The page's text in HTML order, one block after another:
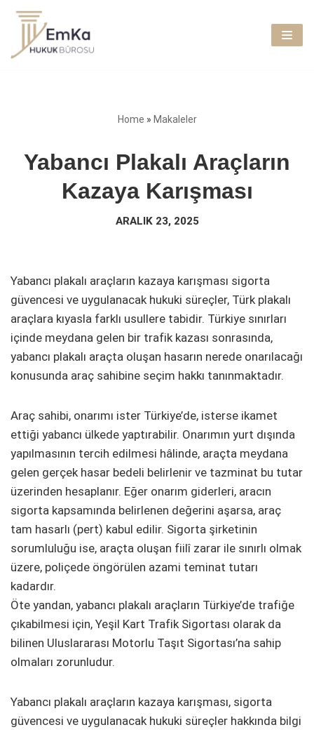
İçeriğe
geç
Home » Makaleler
Yabancı Plakalı Araçların
Kazaya Karışması
ARALIK 23, 2025
Yabancı plakalı araçların kazaya karışması sigorta
güvencesi ve uygulanacak hukuki süreçler, Türk plakalı
araçlara kıyasla farklı usullere tabidir. Türkiye sınırları
içinde meydana gelen bir trafik kazası sonrasında,
yabancı plakalı araçta oluşan hasarın nerede onarılacağı
konusunda araç sahibine seçim hakkı tanınmaktadır.
Araç sahibi, onarımı ister Türkiye’de, isterse ikamet
ettiği yabancı ülkede yaptırabilir. Onarımın yurt dışında
yapılmasının tercih edilmesi hâlinde, araçta meydana
gelen gerçek hasar bedeli belirlenir ve tazminat bu tutar
üzerinden hesaplanır. Eğer onarım giderleri, aracın
sigorta kapsamında belirlenen değerini aşarsa, araç
tam hasarlı (pert) kabul edilir. Sigorta şirketinin
sorumluluğu ise, araçta oluşan fiilî zarar ile sınırlı olmak
üzere, poliçede öngörülen azami teminat tutarı
kadardır.
Öte yandan, yabancı plakalı araçların Türkiye’de trafiğe
çıkabilmesi için, Yeşil Kart Trafik Sigortası olarak da
bilinen Uluslararası Motorlu Taşıt Sigortası’na sahip
olmaları zorunludur.
Yabancı plakalı araçların kazaya karışması, sigorta
güvencesi ve uygulanacak hukuki süreçler hakkında bilgi